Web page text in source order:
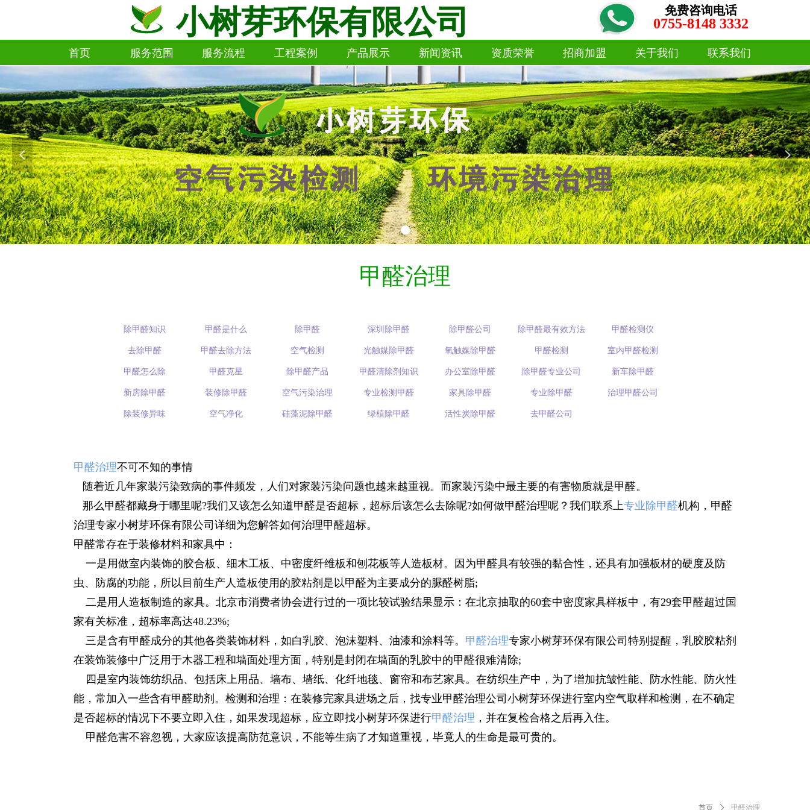
首页 服务范围
服务范围
服务流程
服务流程
工程案例
工程案例
产品展示
产品展示
新闻资讯
新闻资讯
资质荣誉
资质荣誉
招商加盟
招商加盟
关于我们
关于我们
联系我们
联系我们
小树芽环保有限公司 免费咨询电话
0755-8148 3332
甲醛治理
넳 넲
甲醛治理不可不知的事情
随着近几年家装污染致病的事件频发，人们对家装污染问题也越来越重视。而家装污染中最主要的有害物质就是甲醛。
那么甲醛都藏身于哪里呢?我们又该怎么知道甲醛是否超标，超标后该怎么去除呢?如何做甲醛治理呢？我们联系上专业除甲醛机构，甲醛
治理专家小树芽环保有限公司详细为您解答如何治理甲醛超标。
甲醛常存在于装修材料和家具中：
一是用做室内装饰的胶合板、细木工板、中密度纤维板和刨花板等人造板材。因为甲醛具有较强的黏合性，还具有加强板材的硬度及防
虫、防腐的功能，所以目前生产人造板使用的胶粘剂是以甲醛为主要成分的脲醛树脂;
二是用人造板制造的家具。北京市消费者协会进行过的一项比较试验结果显示：在北京抽取的60套中密度家具样板中，有29套甲醛超过国
家有关标准，超标率高达48.23%;
三是含有甲醛成分的其他各类装饰材料，如白乳胶、泡沫塑料、油漆和涂料等。 甲醛治理专家小树芽环保有限公司特别提醒，乳胶胶粘剂
在装饰装修中广泛用于木器工程和墙面处理方面，特别是封闭在墙面的乳胶中的甲醛很难清除;
四是室内装饰纺织品、包括床上用品、墙布、墙纸、化纤地毯、窗帘和布艺家具。在纺织生产中，为了增加抗皱性能、防水性能、防火性
能，常加入一些含有甲醛助剂。检测和治理：在装修完家具进场之后，找专业甲醛治理公司小树芽环保进行室内空气取样和检测，在不确定
是否超标的情况下不要立即入住，如果发现超标，应立即找小树芽环保进行甲醛治理 ，并在复检合格之后再入住。
甲醛危害不容忽视，大家应该提高防范意识，不能等生病了才知道重视，毕竟人的生命是最可贵的。
除甲醛知识 甲醛是什么 除甲醛 深圳除甲醛 除甲醛公司 除甲醛最有效方法 甲醛检测仪
去除甲醛 甲醛去除方法 空气检测 光触媒除甲醛 氧触媒除甲醛 甲醛检测 室内甲醛检测
甲醛怎么除 甲醛克星 除甲醛产品 甲醛清除剂知识 办公室除甲醛 除甲醛专业公司 新车除甲醛
新房除甲醛 装修除甲醛 空气污染治理 专业检测甲醛 家具除甲醛 专业除甲醛 治理甲醛公司
除装修异味 空气净化 硅藻泥除甲醛 绿植除甲醛 活性炭除甲醛 去甲醛公司
首页 ꄲ 甲醛治理